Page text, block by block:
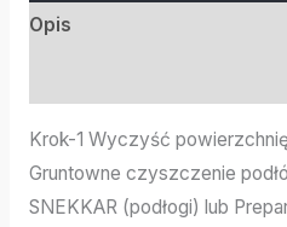
Opis
Krok-1 Wyczyść
Gruntowne czyszczenie
SNEKKAR (podłogi) lub